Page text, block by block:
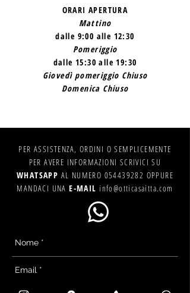
ORARI APERTURA
Mattino
dalle 9:00 alle 12:30
Pomeriggio
dalle 15:30 alle 19:30
Giovedì pomeriggio Chiuso
Domenica Chiuso
PER ASSISTENZA, ORDINI O SEMPLICEMENTE
PER AVERE INFORMAZIONI SCRIVICI SU
WHATSAPP AL NUMERO 054439282 OPPURE
MANDACI UNAE-MAIL info@otticasaitta.com